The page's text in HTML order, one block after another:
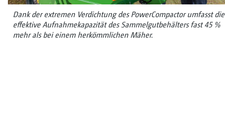
Dank der extremen Verdichtung des PowerCompactor umfasst die
effektive Aufnahmekapazität des Sammelgutbehälters fast 45 %
mehr als bei einem herkömmlichen Mäher.